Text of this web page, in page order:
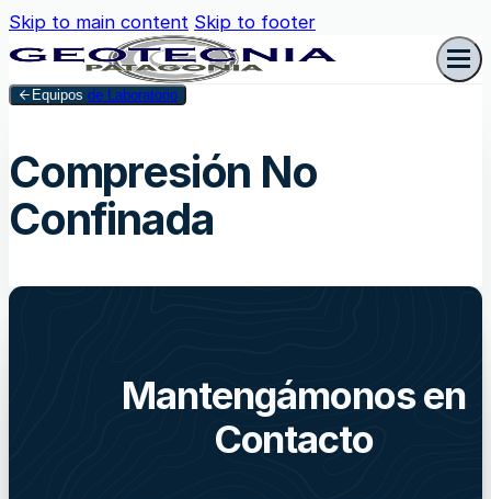
Skip to main content Skip to footer
Equipos de Laboratorio
Compresión No
Confinada
Mantengámonos en
Contacto